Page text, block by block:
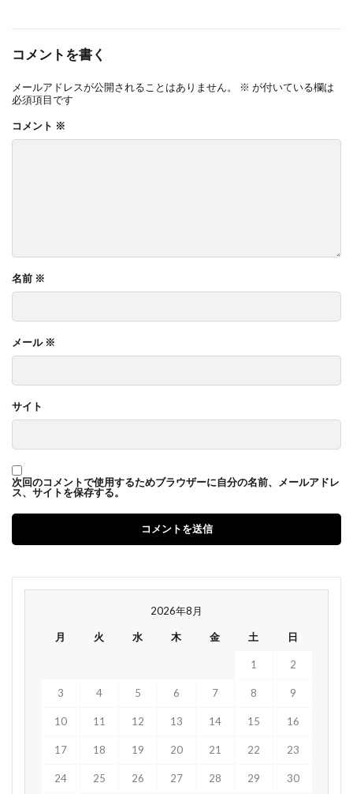
コメントを書く
メールアドレスが公開されることはありません。 ※ が付いている欄は
必須項目です
コメント ※
名前 ※
メール ※
サイト
次回のコメントで使用するためブラウザーに自分の名前、メールアドレ
ス、サイトを保存する。
2026年8月
月 火 水 木 金 土 日
1 2
3 4 5 6 7 8 9
10 11 12 13 14 15 16
17 18 19 20 21 22 23
24 25 26 27 28 29 30